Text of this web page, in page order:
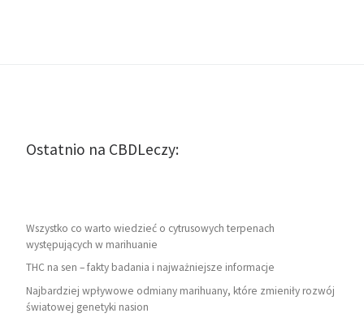
Ostatnio na CBDLeczy:
Wszystko co warto wiedzieć o cytrusowych terpenach
występujących w marihuanie
THC na sen – fakty badania i najważniejsze informacje
Najbardziej wpływowe odmiany marihuany, które zmieniły rozwój
światowej genetyki nasion